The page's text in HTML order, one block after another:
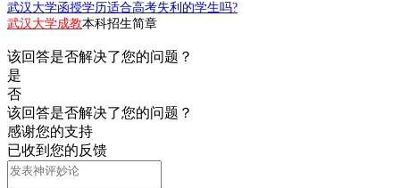
武汉大学函授学历适合高考失利的学生吗?
武汉大学成教本科招生简章
该回答是否解决了您的问题？
是
否
该回答是否解决了您的问题？
感谢您的支持
已收到您的反馈